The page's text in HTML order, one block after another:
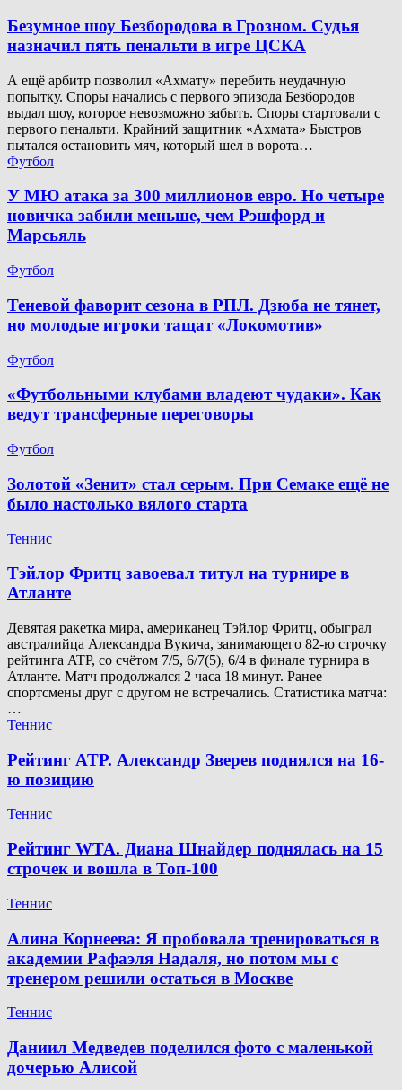
Безумное шоу Безбородова в Грозном. Судья
назначил пять пенальти в игре ЦСКА
А ещё арбитр позволил «Ахмату» перебить неудачную
попытку. Споры начались с первого эпизода Безбородов
выдал шоу, которое невозможно забыть. Споры стартовали с
первого пенальти. Крайний защитник «Ахмата» Быстров
пытался остановить мяч, который шел в ворота…
Футбол
У МЮ атака за 300 миллионов евро. Но четыре
новичка забили меньше, чем Рэшфорд и
Марсьяль
Футбол
Теневой фаворит сезона в РПЛ. Дзюба не тянет,
но молодые игроки тащат «Локомотив»
Футбол
«Футбольными клубами владеют чудаки». Как
ведут трансферные переговоры
Футбол
Золотой «Зенит» стал серым. При Семаке ещё не
было настолько вялого старта
Теннис
Тэйлор Фритц завоевал титул на турнире в
Атланте
Девятая ракетка мира, американец Тэйлор Фритц, обыграл
австралийца Александра Вукича, занимающего 82-ю строчку
рейтинга ATP, со счётом 7/5, 6/7(5), 6/4 в финале турнира в
Атланте. Матч продолжался 2 часа 18 минут. Ранее
спортсмены друг с другом не встречались. Статистика матча:
…
Теннис
Рейтинг ATP. Александр Зверев поднялся на 16-
ю позицию
Теннис
Рейтинг WTA. Диана Шнайдер поднялась на 15
строчек и вошла в Топ-100
Теннис
Алина Корнеева: Я пробовала тренироваться в
академии Рафаэля Надаля, но потом мы с
тренером решили остаться в Москве
Теннис
Даниил Медведев поделился фото с маленькой
дочерью Алисой